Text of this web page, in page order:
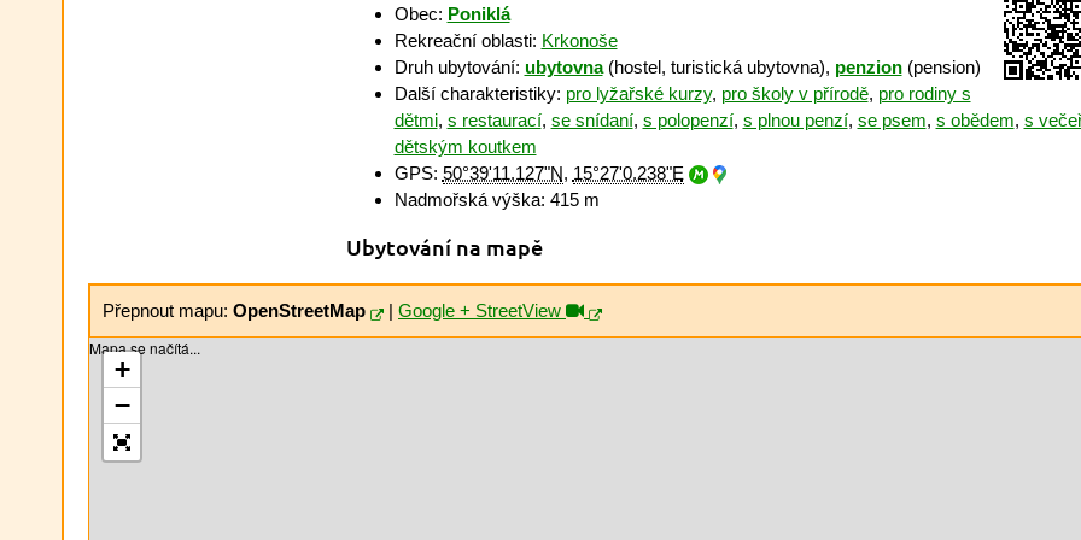
Obec: Poniklá
Rekreační oblasti: Krkonoše
Druh ubytování: ubytovna(hostel, turistická ubytovna), penzion(pension)
Další charakteristiky: pro lyžařské kurzy, pro školy v přírodě, pro rodiny s
dětmi, s restaurací, se snídaní, s polopenzí, s plnou penzí, se psem, s obědem, s
dětským koutkem
GPS: 50°39'11.127"N, 15°27'0.238"E
Nadmořská výška: 415 m
Ubytování na mapě
Přepnout mapu: OpenStreetMap | Google + StreetView
Mapa se načítá...
+
−